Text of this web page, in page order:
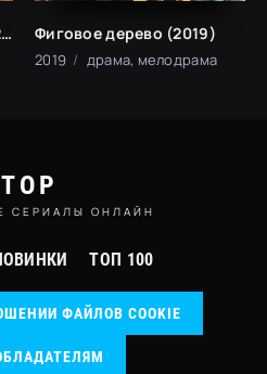
Клюквенный щербет (2022) Фиговое дерево (2019)
2019 драма, мелодрама
СЕРИАЛЫ ОНЛАЙН
ТОП 100
ФАЙЛОВ COOKIE